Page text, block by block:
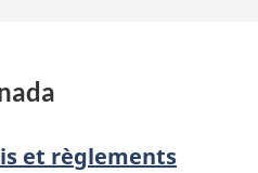
et règlements